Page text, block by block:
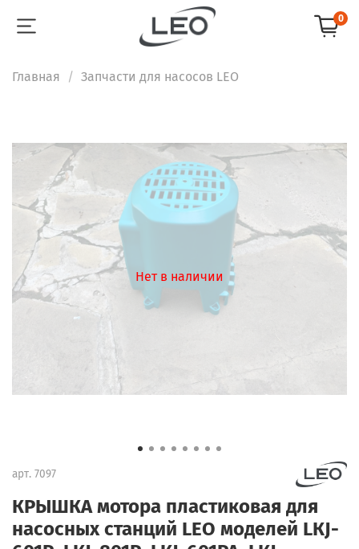
0
Главная Запчасти для насосов LEO
Нет в наличии
арт. 7097
КРЫШКА мотора пластиковая для
насосных станций LEO моделей LКJ-